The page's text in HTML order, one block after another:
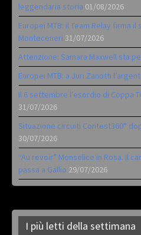
leggendaria storia 01/08/2026
Europei MTB: il Team Relay firma
Monteceneri 31/07/2026
Attenzione: Samara Maxwell sta
Europei MTB: a Juri Zanotti
Il 6 settembre l’esordio di Coppa
31/07/2026
Situazione circuiti Contest360°
30/07/2026
“Au revoir” Monselice in Rosa. Il
passa a Gallio 29/07/2026
I più letti della settimana